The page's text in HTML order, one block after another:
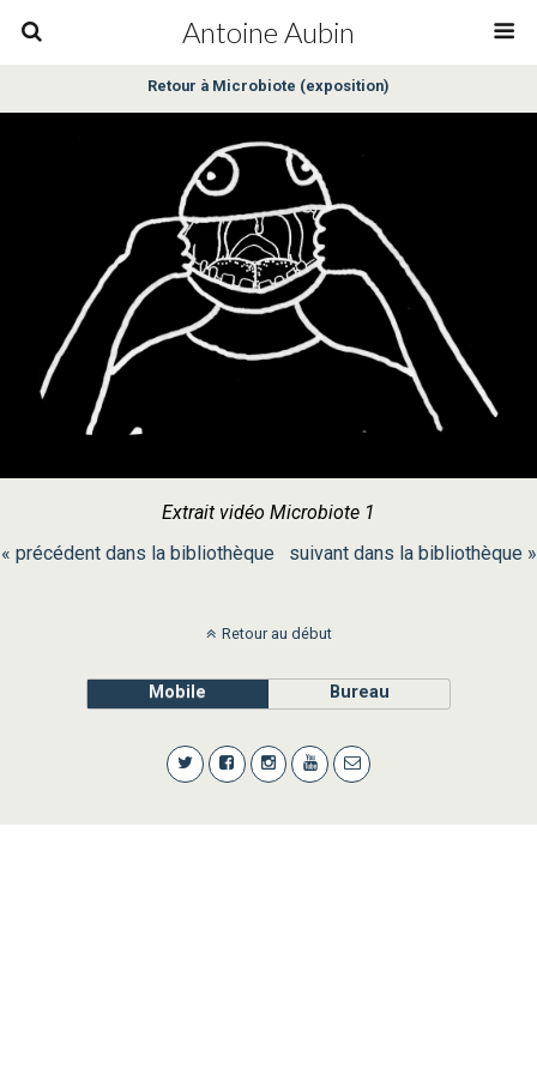
Antoine Aubin
Retour à Microbiote (exposition)
Extrait vidéo Microbiote 1
« précédent dans la bibliothèque
suivant dans la bibliothèque »
Retour au début
Mobile Bureau